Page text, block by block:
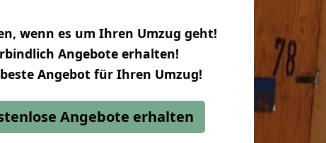
wenn es um Ihren Umzug geht!
Angebote erhalten!
Angebot für Ihren Umzug!
Angebote erhalten